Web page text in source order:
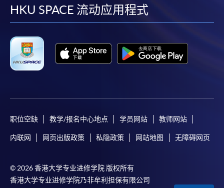
facebook
youtube
linkedin
HKU SPACE 流动应用程式
职位空缺 教学/报名中心地点 学员网站 教师网站
内联网 网页出版政策 私隐政策 网站地图 无障碍网页
© 2026 香港大学专业进修学院 版权所有
香港大学专业进修学院乃非牟利担保有限公司